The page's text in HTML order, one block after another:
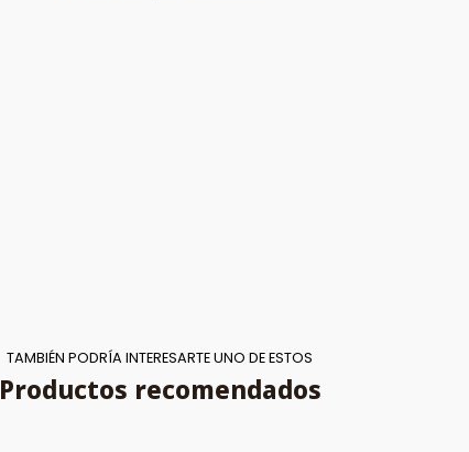
TAMBIÉN PODRÍA INTERESARTE UNO DE ESTOS
Productos recomendados